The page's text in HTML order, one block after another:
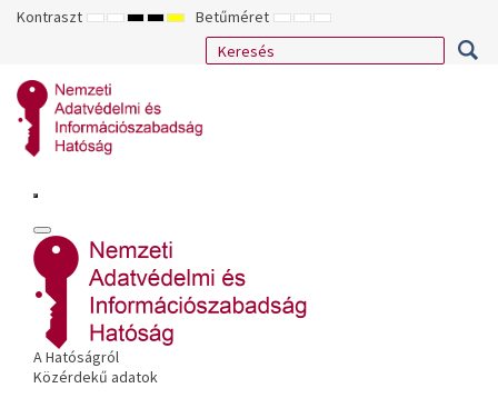
Kontraszt ALAPÉRTELMEZETT
ÉJSZAKAI
NAGY
KONTRASZTÚ
NAGY
KONTRASZTÚ
NAGY
KONTRASZTÚ
SÁRGA
FEKETE
Betűméret KISEBB
BETŰTÍPUS
ALAPÉRTELMEZETT
BETŰMÉRET
NAGYOBB
BETŰMÉRET
A Hatóságról
Közérdekű adatok